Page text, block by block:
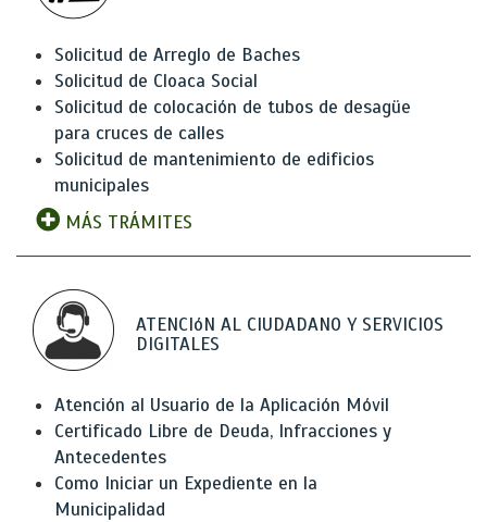
Solicitud de Arreglo de Baches
Solicitud de Cloaca Social
Solicitud de colocación de tubos de desagüe
para cruces de calles
Solicitud de mantenimiento de edificios
municipales
MÁS TRÁMITES
ATENCIóN AL CIUDADANO Y SERVICIOS
DIGITALES
Atención al Usuario de la Aplicación Móvil
Certificado Libre de Deuda, Infracciones y
Antecedentes
Como Iniciar un Expediente en la
Municipalidad